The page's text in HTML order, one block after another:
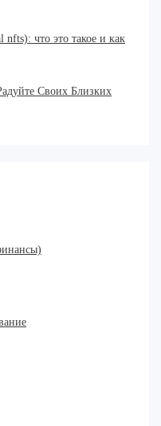
что это такое и как
Своих Близких